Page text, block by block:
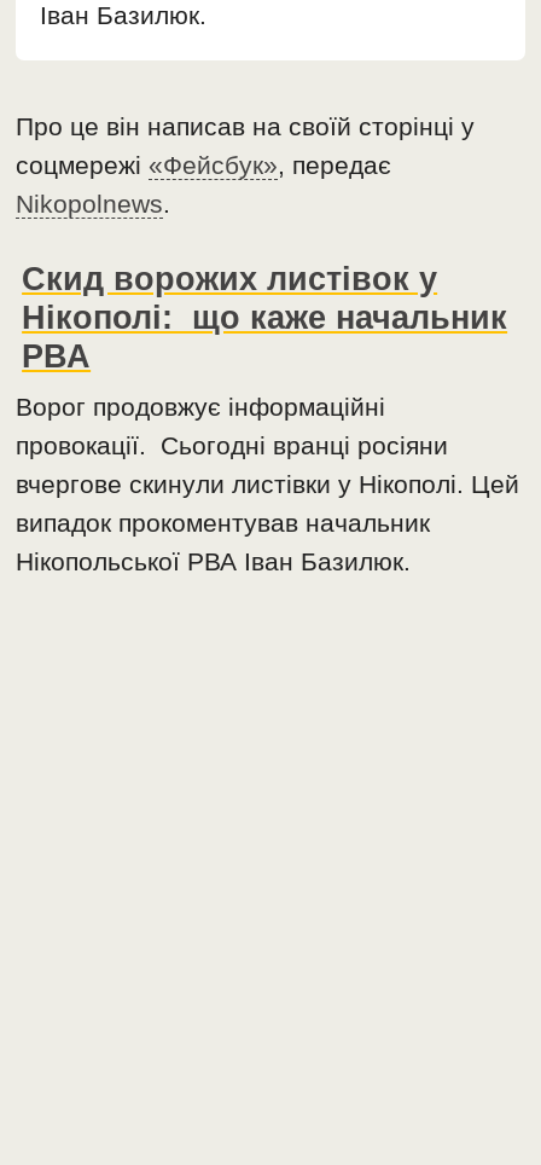
Іван Базилюк.
Про це він написав на своїй сторінці у
соцмережі«Фейсбук», передає
Nikopolnews.
Скид ворожих листівок у
Нікополі: що каже начальник
РВА
Ворог продовжує інформаційні
провокації. Сьогодні вранці росіяни
вчергове скинули листівки у Нікополі. Цей
випадок прокоментував начальник
Нікопольської РВА Іван Базилюк.